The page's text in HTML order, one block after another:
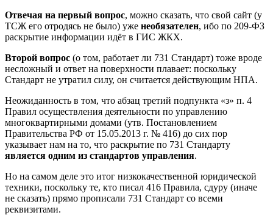
Отвечая на первый вопрос, можно сказать, что свой сайт (у
ТСЖ его отродясь не было) уже необязателен, ибо по 209-ФЗ
раскрытие информации идёт в ГИС ЖКХ.
Второй вопрос (о том, работает ли 731 Стандарт) тоже вроде
несложный и ответ на поверхности плавает: поскольку
Стандарт не утратил силу, он считается действующим НПА.
Неожиданность в том, что абзац третий подпункта «з» п. 4
Правил осуществления деятельности по управлению
многоквартирными домами (утв. Постановлением
Правительства РФ от 15.05.2013 г. № 416) до сих пор
указывает нам на то, что раскрытие по 731 Стандарту
является одним из стандартов управления.
Но на самом деле это итог низкокачественной юридической
техники, поскольку те, кто писал 416 Правила, сдуру (иначе
не сказать) прямо прописали 731 Стандарт со всеми
реквизитами.